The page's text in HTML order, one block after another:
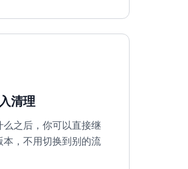
清理
之后，你可以直接继
，不用切换到别的流